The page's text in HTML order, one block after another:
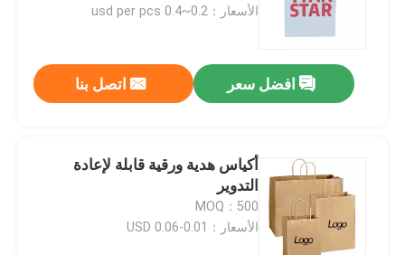
الأسعار：0.2~0.4 usd per pcs
افضل سعر اتصل بنا
أكياس هدية ورقية قابلة لإعادة
التدوير
MOQ：500
الأسعار：0.01-0.06 USD